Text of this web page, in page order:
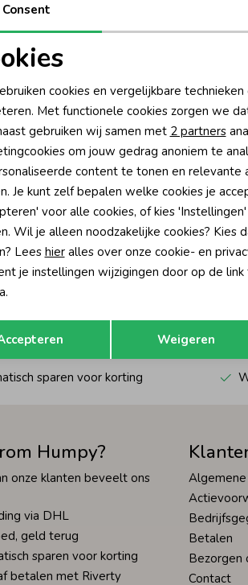
direct 10% korting* op je
Hoe we
sparen voor korting
Humpy?
onze klanten beveelt ons
via DHL
geld terug
sparen voor korting
betalen met Riverty
Betalen
Bezorgen
Contact
cookies
cookies
Consent
cookies en vergelijkbare
Met functionele cookies zorgen we
gebruiken wij samen met 2 partners
om jouw gedrag anoniem te
content te tonen en relevante
Je kunt zelf bepalen welke cookies je
voor alle cookies, of kies
Wil je alleen noodzakelijke cookies? Kies
Lees hieralles over onze cookie- en
je instellingen wijzigingen door op de link
Weigeren